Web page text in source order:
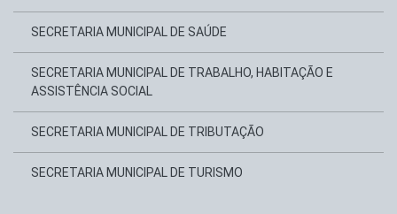
SECRETARIA MUNICIPAL DE SAÚDE
SECRETARIA MUNICIPAL DE TRABALHO, HABITAÇÃO E
ASSISTÊNCIA SOCIAL
SECRETARIA MUNICIPAL DE TRIBUTAÇÃO
SECRETARIA MUNICIPAL DE TURISMO